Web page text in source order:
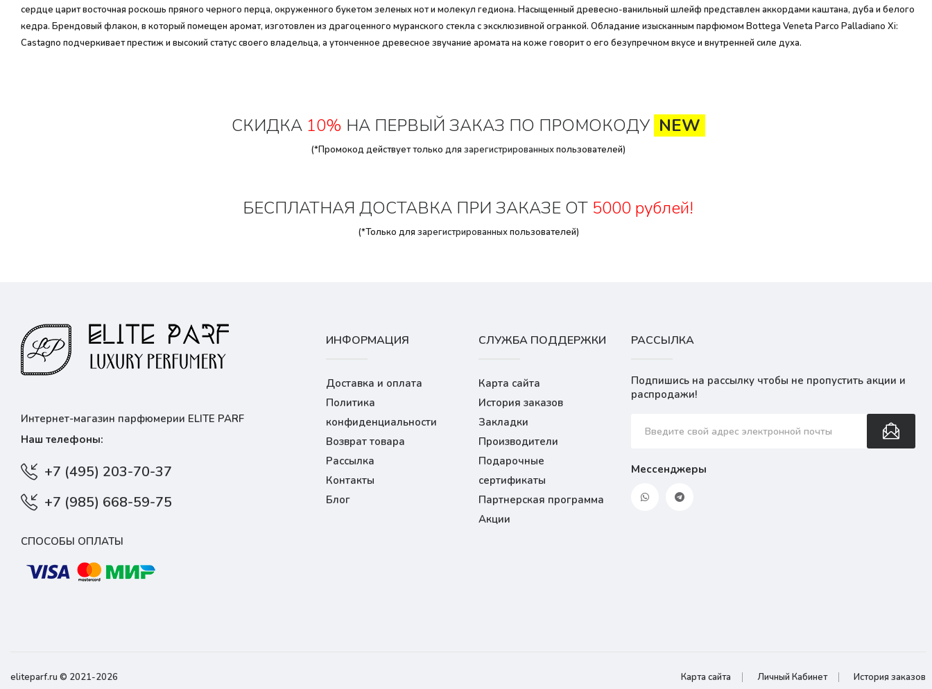
сердце царит восточная роскошь пряного черного перца, окруженного букетом зеленых нот и молекул гедиона. Насыщенный древесно-ванильный шлейф представлен аккордами каштана, дуба и белого
кедра. Брендовый флакон, в который помещен аромат, изготовлен из драгоценного муранского стекла с эксклюзивной огранкой. Обладание изысканным парфюмом Bottega Veneta Parco Palladiano Xi:
Castagno подчеркивает престиж и высокий статус своего владельца, а утонченное древесное звучание аромата на коже говорит о его безупречном вкусе и внутренней силе духа.
СКИДКА 10% НА ПЕРВЫЙ ЗАКАЗ ПО ПРОМОКОДУ NEW
(*Промокод действует только для зарегистрированныхпользователей)
БЕСПЛАТНАЯ ДОСТАВКА ПРИ ЗАКАЗЕ ОТ 5000 рублей!
(*Только для зарегистрированныхпользователей)
Интернет-магазин парфюмерии ELITE PARF
Наш телефоны:
+7 (495) 203-70-37
+7 (985) 668-59-75
СПОСОБЫ ОПЛАТЫ
ИНФОРМАЦИЯ
Доставка и оплата
Политика
конфиденциальности
Возврат товара
Рассылка
Контакты
Блог
СЛУЖБА ПОДДЕРЖКИ
Карта сайта
История заказов
Закладки
Производители
Подарочные
сертификаты
Партнерская программа
Акции
РАССЫЛКА
Подпишись на рассылку чтобы не пропустить акции и
распродажи!
Мессенджеры
eliteparf.ru © 2021-2026 Карта сайта Личный Кабинет История заказов